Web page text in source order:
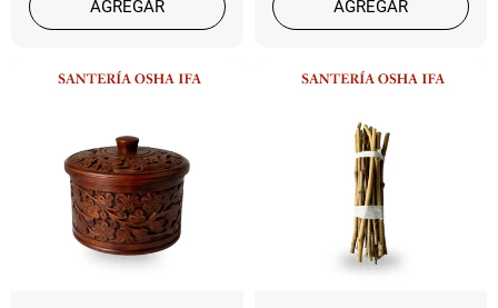
AGREGAR AGREGAR